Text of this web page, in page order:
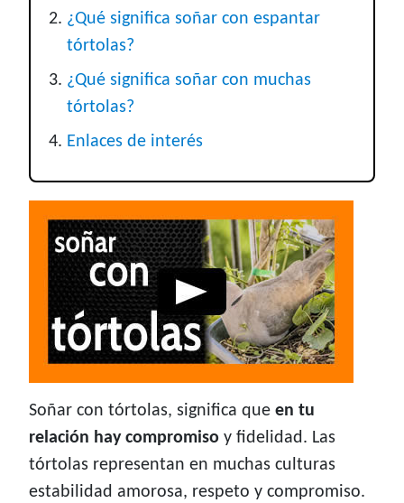
¿Qué significa soñar con espantar
tórtolas?
¿Qué significa soñar con muchas
tórtolas?
Enlaces de interés
Soñar con tórtolas, significa que en tu
relación hay compromiso y fidelidad. Las
tórtolas representan en muchas culturas
estabilidad amorosa, respeto y compromiso.